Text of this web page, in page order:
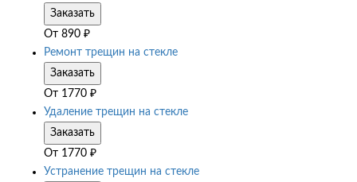
Заказать
От 890 ₽
Ремонт трещин на стекле
Заказать
От 1770 ₽
Удаление трещин на стекле
Заказать
От 1770 ₽
Устранение трещин на стекле